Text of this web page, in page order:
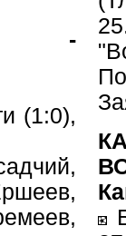
-
(1:0),